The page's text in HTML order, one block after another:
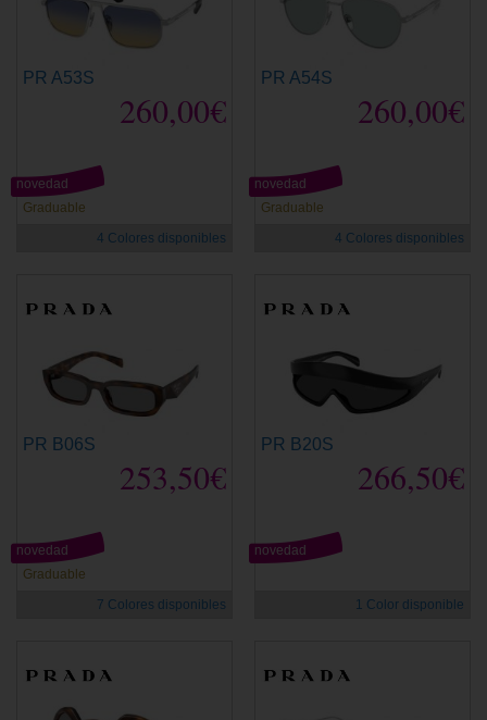
PR A53S
260,00€
Graduable
novedad
4 Colores disponibles
PR A54S
260,00€
Graduable
novedad
4 Colores disponibles
PR B06S
253,50€
Graduable
novedad
7 Colores disponibles
PR B20S
266,50€
novedad
1 Color disponible